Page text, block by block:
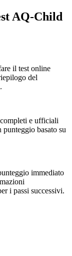
AQ-Child
il test online
del
e ufficiali
basato su
immediato
i passi successivi.